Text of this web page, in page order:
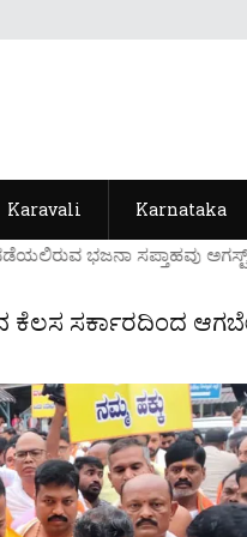
Karavali Karnataka
ಭಜನಾ ಸಪ್ತಾಹವು ಅಗಸ್ಟ್
ಕೆಲಸ ಸರ್ಕಾರದಿಂದ